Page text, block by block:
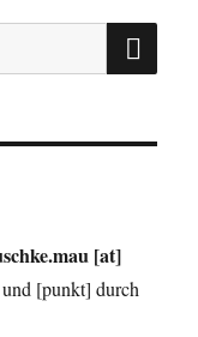
[at]
[punkt] durch